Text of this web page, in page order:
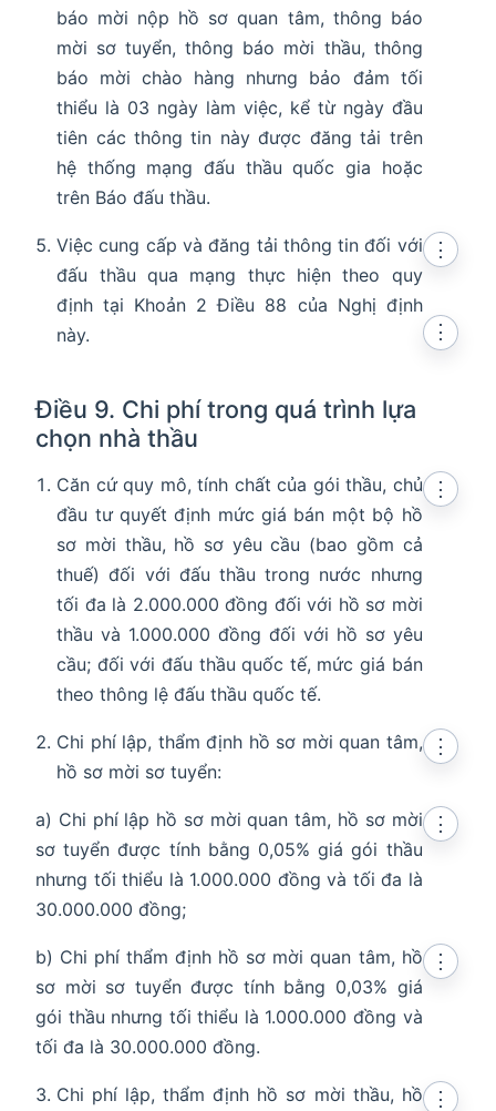
báo mời nộp hồ sơ quan tâm, thông báo
mời sơ tuyển, thông báo mời thầu, thông
báo mời chào hàng nhưng bảo đảm tối
thiểu là 03 ngày làm việc, kể từ ngày đầu
tiên các thông tin này được đăng tải trên
hệ thống mạng đấu thầu quốc gia hoặc
trên Báo đấu thầu.
Việc cung cấp và đăng tải thông tin đối với
đấu thầu qua mạng thực hiện theo quy
định tại Khoản 2 Điều 88 của Nghị định
này.
⋮
Điều 9. Chi phí trong quá trình lựa
chọn nhà thầu
⋮
Căn cứ quy mô, tính chất của gói thầu, chủ
đầu tư quyết định mức giá bán một bộ hồ
sơ mời thầu, hồ sơ yêu cầu (bao gồm cả
thuế) đối với đấu thầu trong nước nhưng
tối đa là 2.000.000 đồng đối với hồ sơ mời
thầu và 1.000.000 đồng đối với hồ sơ yêu
cầu; đối với đấu thầu quốc tế, mức giá bán
theo thông lệ đấu thầu quốc tế.
⋮
Chi phí lập, thẩm định hồ sơ mời quan tâm,
hồ sơ mời sơ tuyển:
⋮
a) Chi phí lập hồ sơ mời quan tâm, hồ sơ mời
sơ tuyển được tính bằng 0,05% giá gói thầu
nhưng tối thiểu là 1.000.000 đồng và tối đa là
30.000.000 đồng;
⋮
b) Chi phí thẩm định hồ sơ mời quan tâm, hồ
sơ mời sơ tuyển được tính bằng 0,03% giá
gói thầu nhưng tối thiểu là 1.000.000 đồng và
tối đa là 30.000.000 đồng.
⋮
Chi phí lập, thẩm định hồ sơ mời thầu, hồ
⋮